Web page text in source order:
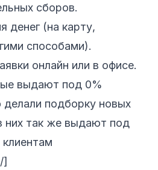
сборов.
денег (на карту,
способами).
онлайн или в офисе.
выдают под 0%
подборку новых
так же выдают под
]